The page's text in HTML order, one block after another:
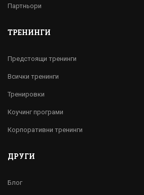
Партньори
ТРЕНИНГИ
Предстоящи тренинги
Всички тренинги
Тренировки
Коучинг програми
Корпоративни тренинги
ДРУГИ
Блог